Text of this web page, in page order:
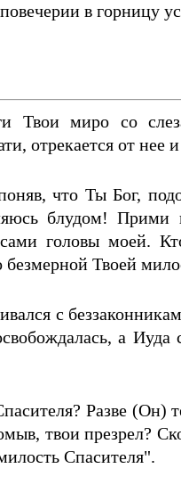
в горницу
миро со
отрекается от
что Ты Бог,
блудом!
головы моей.
Твоей
с
а Иуда
Разве (Он)
твои презрел?
Спасителя".